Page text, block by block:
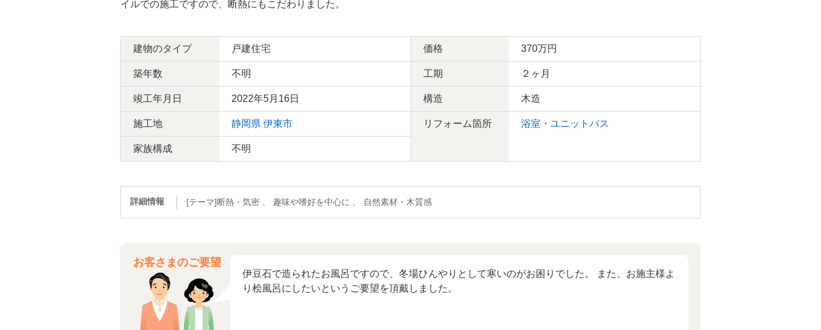
イルでの施工ですので、断熱にもこだわりました。
建物のタイプ 戸建住宅 価格 370万円
築年数 不明 工期 ２ヶ月
竣工年月日 2022年5月16日 構造 木造
施工地 静岡県 伊東市 リフォーム箇所 浴室・ユニットバス
家族構成 不明
詳細情報 [テーマ]断熱・気密 、 趣味や嗜好を中心に 、 自然素材・木質感
お客さまのご要望
伊豆石で造られたお風呂ですので、冬場ひんやりとして寒いのがお困りでした。 また、お施主様よ
り桧風呂にしたいというご要望を頂戴しました。